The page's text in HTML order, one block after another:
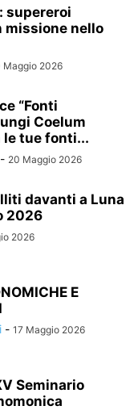
supereroi
missione nello
Maggio 2026
“Fonti
Coelum
tue fonti...
- 20 Maggio 2026
davanti a Luna
2026
2026
E
- 17 Maggio 2026
Seminario